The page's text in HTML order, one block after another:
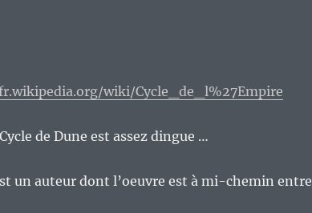
wiki/Cycle_de_l%27Empire
de Dune est assez dingue …
un auteur dont l’oeuvre est à mi-chemin entre